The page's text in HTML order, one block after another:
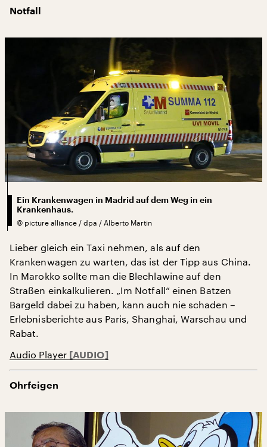
Notfall
Ein Krankenwagen in Madrid auf dem Weg in ein
Krankenhaus.
© picture alliance / dpa / Alberto Martin
Lieber gleich ein Taxi nehmen, als auf den
Krankenwagen zu warten, das ist der Tipp aus China.
In Marokko sollte man die Blechlawine auf den
Straßen einkalkulieren. „Im Notfall“ einen Batzen
Bargeld dabei zu haben, kann auch nie schaden –
Erlebnisberichte aus Paris, Shanghai, Warschau und
Rabat.
Audio Player
Ohrfeigen